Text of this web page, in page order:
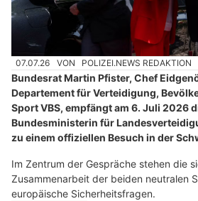
07.07.26 VON POLIZEI.NEWS REDAKTION
Bundesrat Martin Pfister, Chef
Departement für Verteidigung,
Sport VBS, empfängt am 6. Juli 2026
Bundesministerin für
zu einem offiziellen Besuch in der
Im Zentrum der Gespräche stehen die
Zusammenarbeit der beiden neutralen
europäische Sicherheitsfragen.